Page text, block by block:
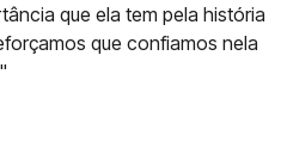
que ela tem pela história
que confiamos nela